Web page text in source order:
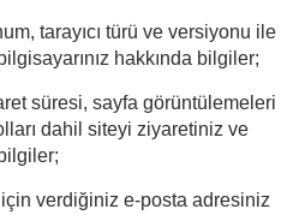
tarayıcı türü ve versiyonu ile
hakkında bilgiler;
süresi, sayfa görüntülemeleri
dahil siteyi ziyaretiniz ve
verdiğiniz e-posta adresiniz